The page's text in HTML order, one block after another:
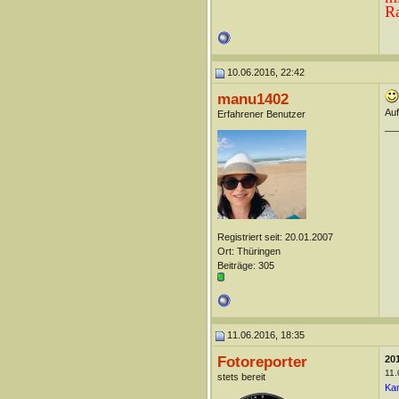
10.06.2016, 22:42
manu1402
Erfahrener Benutzer
Registriert seit: 20.01.2007
Ort: Thüringen
Beiträge: 305
11.06.2016, 18:35
Fotoreporter
stets bereit